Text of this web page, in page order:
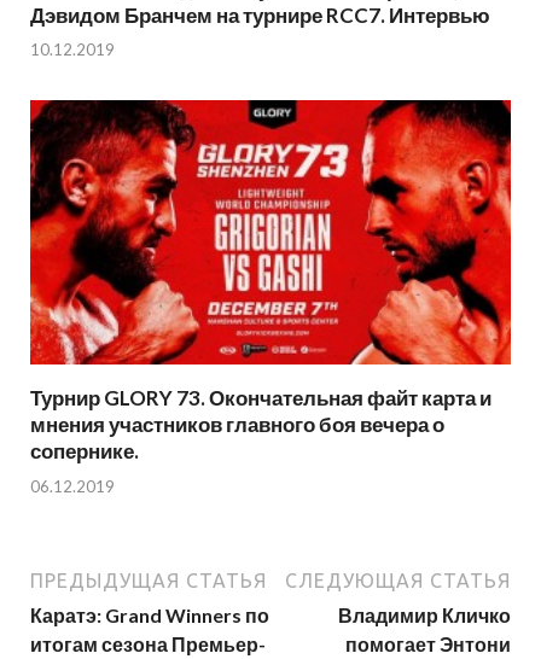
Дэвидом Бранчем на турнире RCC7. Интервью
10.12.2019
Турнир GLORY 73. Окончательная файт карта и
мнения участников главного боя вечера о
сопернике.
06.12.2019
ПРЕДЫДУЩАЯ СТАТЬЯ
Каратэ: Grand Winners по
итогам сезона Премьер-
СЛЕДУЮЩАЯ СТАТЬЯ
Владимир Кличко
помогает Энтони